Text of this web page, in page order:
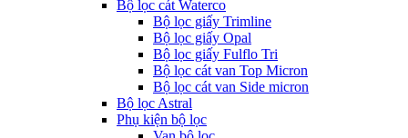
Bộ lọc cát Waterco
Bộ lọc giấy Trimline
Bộ lọc giấy Opal
Bộ lọc giấy Fulflo Tri
Bộ lọc cát van Top Micron
Bộ lọc cát van Side micron
Bộ lọc Astral
Phụ kiện bộ lọc